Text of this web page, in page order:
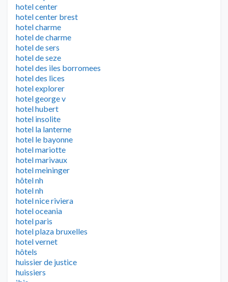
hotel center
hotel center brest
hotel charme
hotel de charme
hotel de sers
hotel de seze
hotel des iles borromees
hotel des lices
hotel explorer
hotel george v
hotel hubert
hotel insolite
hotel la lanterne
hotel le bayonne
hotel mariotte
hotel marivaux
hotel meininger
hôtel nh
hotel nh
hotel nice riviera
hotel oceania
hotel paris
hotel plaza bruxelles
hotel vernet
hôtels
huissier de justice
huissiers